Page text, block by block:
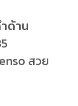
ด้าน
สวย